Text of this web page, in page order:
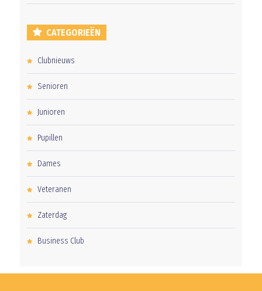
CATEGORIEËN
Clubnieuws
Senioren
Junioren
Pupillen
Dames
Veteranen
Zaterdag
Business Club